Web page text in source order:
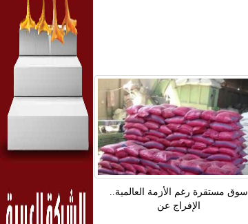
سوق مستقرة رغم الأزمة العالمية..
الإفراج عن